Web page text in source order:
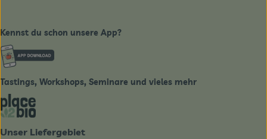
Kennst du schon unsere App?
Externer Link zu https://www.biobote-
Tastings, Workshops, Seminare und vieles mehr
Externer Link zu https://place2bio.de/
Unser Liefergebiet